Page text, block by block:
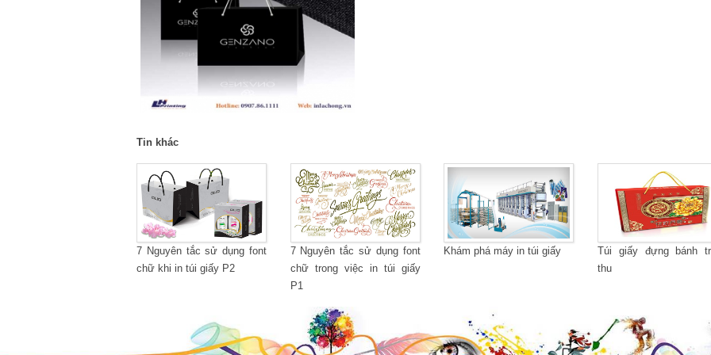
Tin khác
7 Nguyên tắc sử dụng font
chữ khi in túi giấy P2
7 Nguyên tắc sử dụng font
chữ trong việc in túi giấy
P1
Khám phá máy in túi giấy
Túi giấy đựng bánh
thu